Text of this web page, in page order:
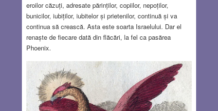
eroilor căzuți, adresate părinților, copiilor, nepoților,
bunicilor, iubiților, iubitelor și prietenilor, continuă și va
continua să crească. Asta este soarta Israelului. Dar el
renaște de fiecare dată din flăcări, la fel ca pasărea
Phoenix.